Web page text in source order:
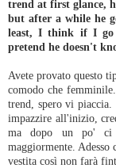
trend at first glance,
but after a while he
least, I think if I go
pretend he doesn't
Avete provato questo
comodo che
trend, spero vi piaccia.
impazzire all'inizio,
ma dopo un po' ci
maggiormente. Adesso
vestita così non farà